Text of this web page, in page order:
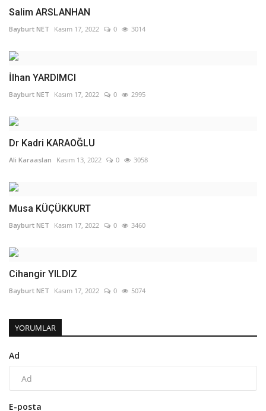
Salim ARSLANHAN
Bayburt NET Kasım 17, 2022 0 3014
İlhan YARDIMCI
Bayburt NET Kasım 17, 2022 0 2995
Dr Kadri KARAOĞLU
Ali Karaaslan Kasım 13, 2022 0 3058
Musa KÜÇÜKKURT
Bayburt NET Kasım 17, 2022 0 3460
Cihangir YILDIZ
Bayburt NET Kasım 17, 2022 0 5074
YORUMLAR
Ad
E-posta